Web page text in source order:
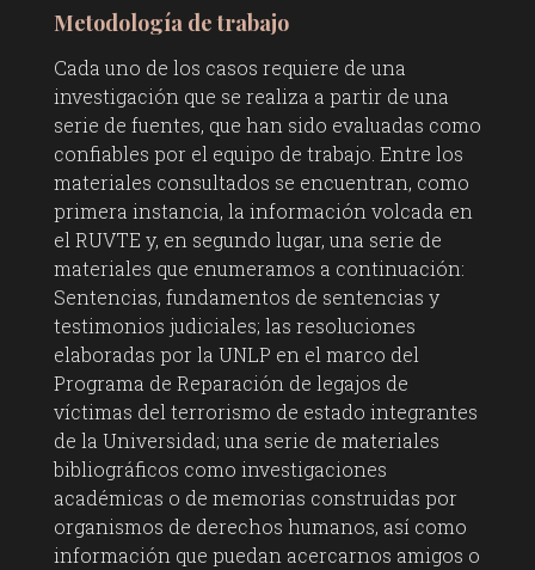
Metodología de trabajo
Cada uno de los casos requiere de una
investigación que se realiza a partir de una
serie de fuentes, que han sido evaluadas como
confiables por el equipo de trabajo. Entre los
materiales consultados se encuentran, como
primera instancia, la información volcada en
el RUVTE y, en segundo lugar, una serie de
materiales que enumeramos a continuación:
Sentencias, fundamentos de sentencias y
testimonios judiciales; las resoluciones
elaboradas por la UNLP en el marco del
Programa de Reparación de legajos de
víctimas del terrorismo de estado integrantes
de la Universidad; una serie de materiales
bibliográficos como investigaciones
académicas o de memorias construidas por
organismos de derechos humanos, así como
información que puedan acercarnos amigos o